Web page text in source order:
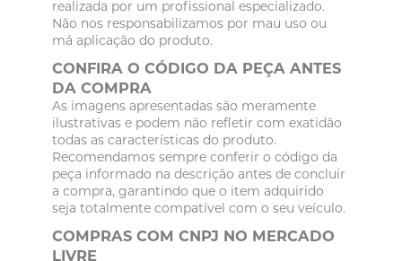
realizada por um profissional especializado.
Não nos responsabilizamos por mau uso ou
má aplicação do produto.
CONFIRA O CÓDIGO DA PEÇA ANTES
DA COMPRA
As imagens apresentadas são meramente
ilustrativas e podem não refletir com exatidão
todas as características do produto.
Recomendamos sempre conferir o código da
peça informado na descrição antes de concluir
a compra, garantindo que o item adquirido
seja totalmente compatível com o seu veículo.
COMPRAS COM CNPJ NO MERCADO
LIVRE